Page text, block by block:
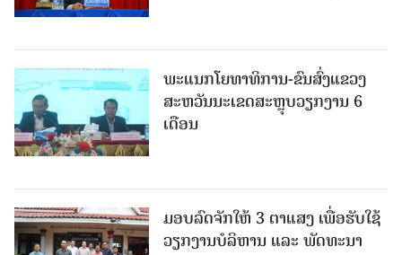
ພະແນກໂຍທາທິການ-ຂົນສົ່ງແຂວງ
ສະຫວັນນະເຂດສະຫຼຸບວຽກງານ 6
ເດືອນ
ມອບລົດຈັກໃຫ້ 3 ຕາແສງ ເພື່ອຮັບໃຊ້
ວຽກງານບໍລິຫານ ແລະ ພັດທະນາ